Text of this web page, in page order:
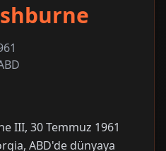
III, 30 Temmuz 1961
ABD'de dünyaya